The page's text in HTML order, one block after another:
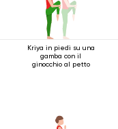
Kriya in piedi su una
gamba con il
ginocchio al petto